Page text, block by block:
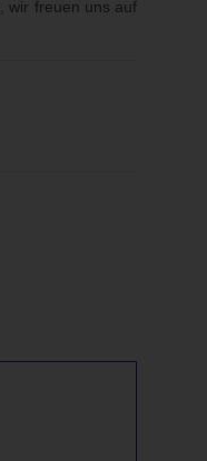
, wir freuen uns auf